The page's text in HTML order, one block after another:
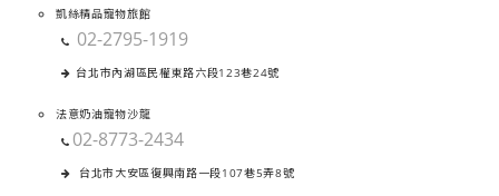
凱絲精品寵物旅館
02-2795-1919
台北市內湖區民權東路六段123巷24號
法意奶油寵物沙龍
02-8773-2434
台北市大安區復興南路一段107巷5弄8號